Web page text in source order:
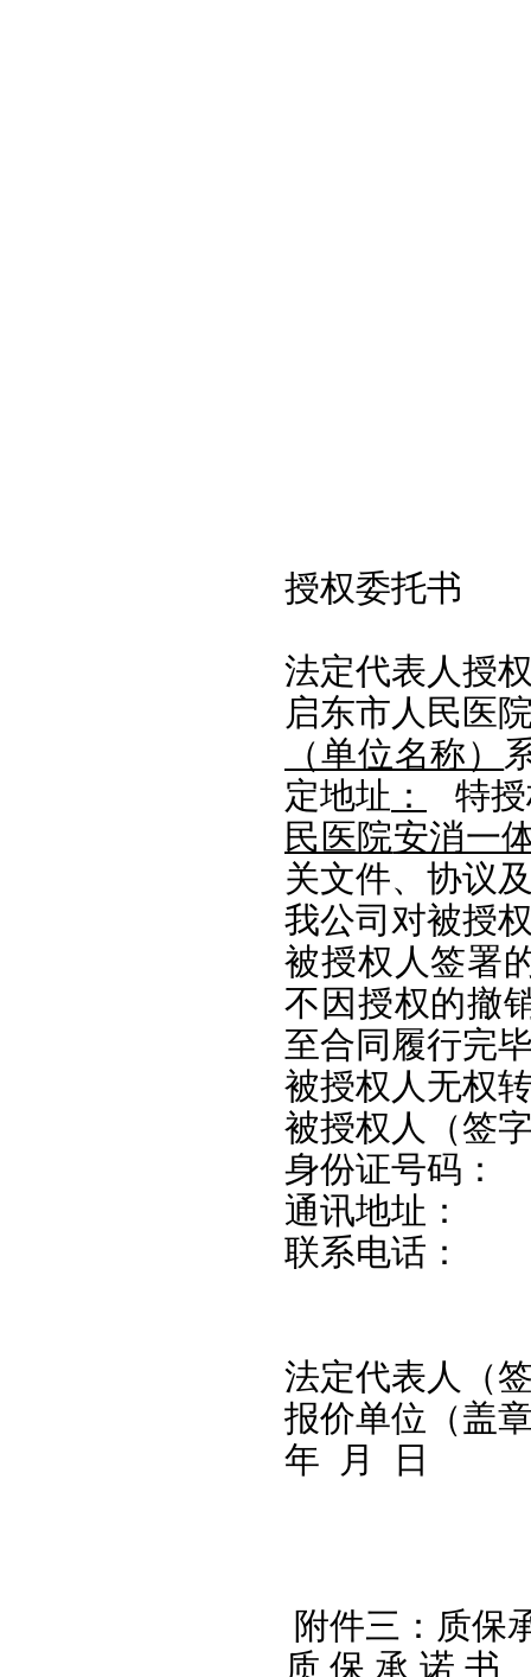
授权委托书
法定代表人授
启东市人民医
（单位名称）
定地址 ：
特
民医院安消一
关文件、协议
我公司对被授
被授权人签署
不因授权的撤
至合同履行完
被授权人无权
被授权人（签
身份证号码：
通讯地址：
联系电话：
法定代表人（
报价单位（盖
年 月 日
附件三：质保
质 保 承 诺 书